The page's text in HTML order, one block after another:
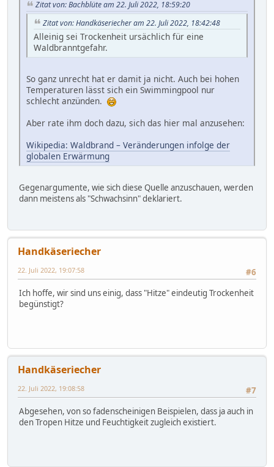
Zitat von: Bachblüte am 22. Juli 2022, 18:59:20
Zitat von: Handkäseriecher am 22. Juli 2022, 18:42:48
Alleinig sei Trockenheit ursächlich für eine
Waldbranntgefahr.
So ganz unrecht hat er damit ja nicht. Auch bei hohen
Temperaturen lässt sich ein Swimmingpool nur
schlecht anzünden.
Aber rate ihm doch dazu, sich das hier mal anzusehen:
Wikipedia: Waldbrand – Veränderungen infolge der
globalen Erwärmung
Gegenargumente, wie sich diese Quelle anzuschauen, werden
dann meistens als "Schwachsinn" deklariert.
Handkäseriecher
#6
22. Juli 2022, 19:07:58
Ich hoffe, wir sind uns einig, dass "Hitze" eindeutig Trockenheit
begünstigt?
Handkäseriecher
#7
22. Juli 2022, 19:08:58
Abgesehen, von so fadenscheinigen Beispielen, dass ja auch in
den Tropen Hitze und Feuchtigkeit zugleich existiert.